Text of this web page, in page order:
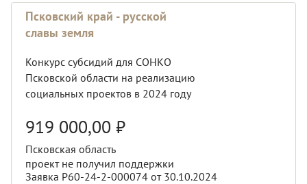
Псковский край - русской
славы земля
Конкурс субсидий для СОНКО
Псковской области на реализацию
социальных проектов в 2024 году
919 000,00 ₽
Псковская область
проект не получил поддержки
Заявка Р60-24-2-000074 от 30.10.2024